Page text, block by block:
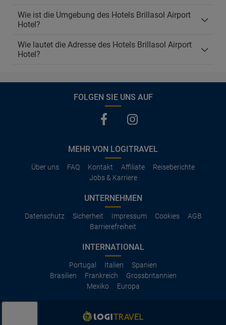
Wie ist die Umgebung des Hotels Brillasol Airport
Hotel?
Wie lautet die Adresse des Hotels Brillasol Airport
Hotel?
FOLGEN SIE UNS AUF
MEHR VON LOGITRAVEL
Über uns FAQ Kontakt Affiliate
Reiseberichte
Jobs & Karriere
UNTERNEHMEN
Datenschutz Sicherheit Impressum Cookies
AGB
Barrierefreiheit
INTERNATIONAL
Portugal Italien
Spanien
Brasilien
Frankreich
Grossbritannien
Mexiko
Europa